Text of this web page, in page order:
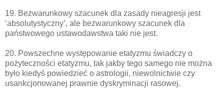
19. Bezwarunkowy szacunek dla zasady nieagresji jest
‘absolutystyczny’, ale bezwarunkowy szacunek dla
państwowego ustawodawstwa taki nie jest.
20. Powszechne występowanie etatyzmu świadczy o
pożyteczności etatyzmu, tak jakby tego samego nie można
było kiedyś powiedzieć o astrologii, niewolnictwie czy
usankcjonowanej prawnie dyskryminacji rasowej.